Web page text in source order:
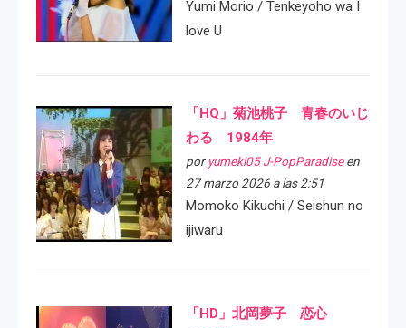
Yumi Morio / Tenkeyoho wa I
love U
「HQ」菊池桃子 青春のいじ
わる 1984年
por yumeki05 J-PopParadiseen
27 marzo 2026 a las 2:51
Momoko Kikuchi / Seishun no
ijiwaru
「HD」北岡夢子 恋心